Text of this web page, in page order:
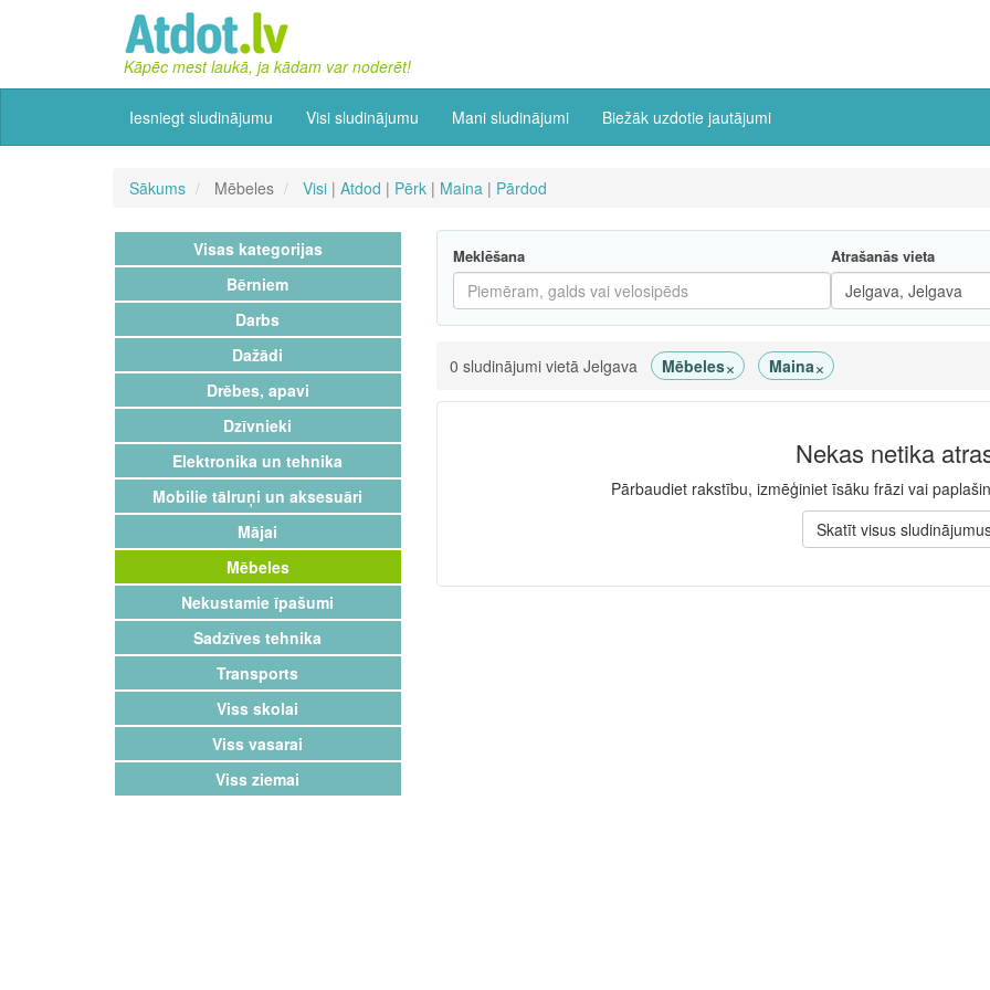
Kāpēc mest laukā, ja kādam var noderēt!
Iesniegt sludinājumu Visi sludinājumu Mani sludinājumi Biežāk uzdotie jautājumi
Sākums Mēbeles Visi | Atdod | Pērk | Maina | Pārdod
Visas kategorijas
Bērniem
Darbs
Dažādi
Drēbes, apavi
Dzīvnieki
Elektronika un tehnika
Mobilie tālruņi un aksesuāri
Mājai
Mēbeles
Nekustamie īpašumi
Sadzīves tehnika
Transports
Viss skolai
Viss vasarai
Viss ziemai
Meklēšana Atrašanās vieta
0 sludinājumi vietā Jelgava Mēbeles× Maina×
Nekas netika
Pārbaudiet rakstību, izmēģiniet īsāku frāzi vai
Skatīt visus